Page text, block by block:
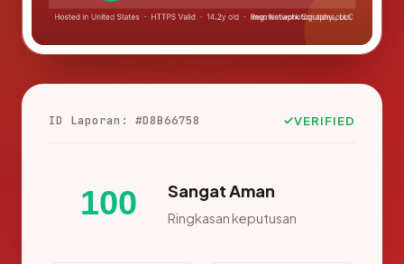
ID Laporan: #D8B66758 VERIFIED
100 Sangat Aman
Ringkasan keputusan